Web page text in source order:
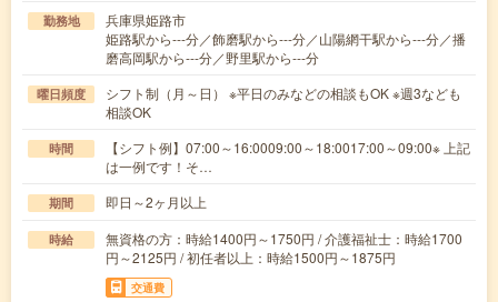
勤務地
兵庫県姫路市
姫路駅から---分／飾磨駅から---分／山陽網干駅から---分／播
磨高岡駅から---分／野里駅から---分
曜日頻度
シフト制（月～日） ※平日のみなどの相談もOK ※週3なども
相談OK
時間
【シフト例】07:00～16:0009:00～18:0017:00～09:00※ 上記
は一例です！そ…
期間 即日～2ヶ月以上
時給
無資格の方：時給1400円～1750円 / 介護福祉士：時給1700
円～2125円 / 初任者以上：時給1500円～1875円
交通費